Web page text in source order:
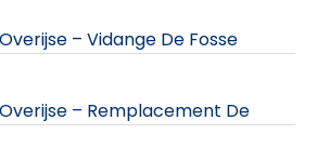
– Vidange De Fosse
– Remplacement De